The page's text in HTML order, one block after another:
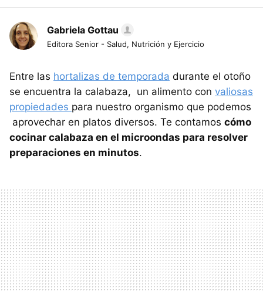
Gabriela Gottau
Editora Senior - Salud, Nutrición y Ejercicio
Entre las hortalizas de temporada durante el otoño
se encuentra la calabaza, un alimento con valiosas
propiedades para nuestro organismo que podemos
aprovechar en platos diversos. Te contamos cómo
cocinar calabaza en el microondas para resolver
preparaciones en minutos.